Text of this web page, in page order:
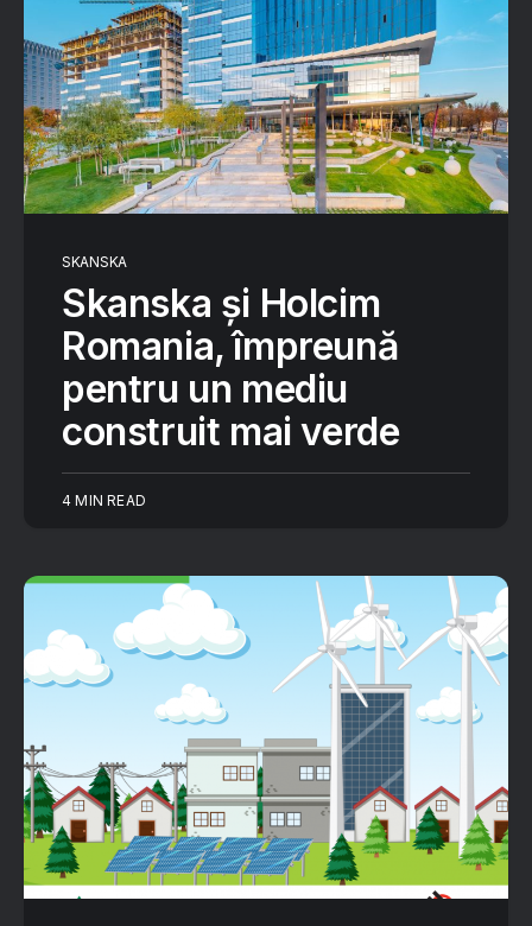
SKANSKA
Skanska și Holcim
Romania, împreună
pentru un mediu
construit mai verde
4 MIN READ